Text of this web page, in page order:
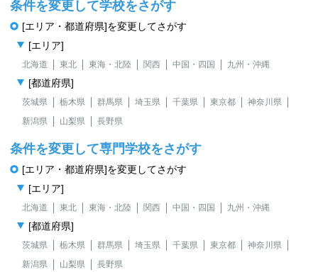
条件を変更して学校をさがす
[エリア・都道府県]を変更してさがす
[エリア]
北海道 東北 東海・北陸 関西 中国・四国 九州・沖縄
[都道府県]
茨城県 栃木県 群馬県 埼玉県 千葉県 東京都
神奈川県
新潟県
山梨県 長野県
条件を変更して専門学校をさがす
[エリア・都道府県]を変更してさがす
[エリア]
北海道 東北 東海・北陸 関西 中国・四国 九州・沖縄
[都道府県]
茨城県 栃木県 群馬県 埼玉県 千葉県 東京都
神奈川県
新潟県
山梨県 長野県